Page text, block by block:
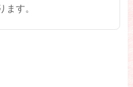
ます。